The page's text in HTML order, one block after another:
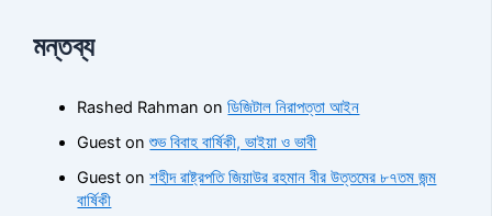
মন্তব্য
Rashed Rahman onডিজিটাল নিরাপত্তা আইন
Guest onশুভ বিবাহ বার্ষিকী, ভাইয়া ও ভাবী
Guest onশহীদ রাষ্ট্রপতি জিয়াউর রহমান বীর উত্তমের ৮৭তম জন্ম
বার্ষিকী